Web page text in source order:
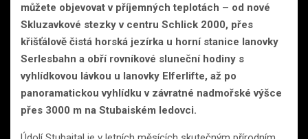
můžete objevovat v příjemných teplotách – od nové
Skluzavkové stezky v centru Schlick 2000, přes
křišťálově čistá horská jezírka u horní stanice lanovky
Serlesbahn a obří rovníkové sluneční hodiny s
vyhlídkovou lávkou u lanovky Elferlifte, až po
panoramatickou vyhlídku v závratné nadmořské výšce
přes 3000 m na Stubaiském ledovci.